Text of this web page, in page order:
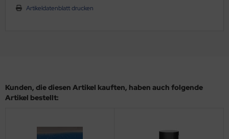
Artikeldatenblatt drucken
Kunden, die diesen Artikel kauften, haben auch folgende
Artikel bestellt: